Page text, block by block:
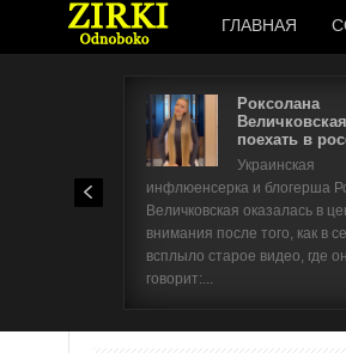
ГЛАВНАЯ
Роксолана
поехать в
Украинская
инфлюенсерка и блогерша
Величковская оказалась в
внимания после того, как в
всплыло старое видео, где
говорит:...